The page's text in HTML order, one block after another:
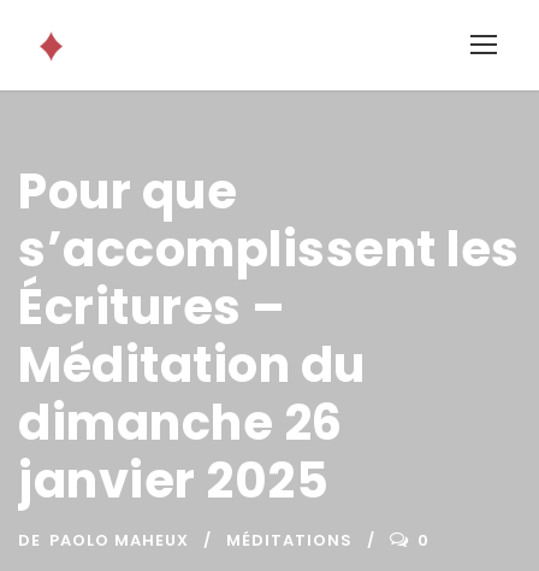
Pour que
s’accomplissent les
Écritures –
Méditation du
dimanche 26
janvier 2025
DE PAOLO MAHEUX MÉDITATIONS 0